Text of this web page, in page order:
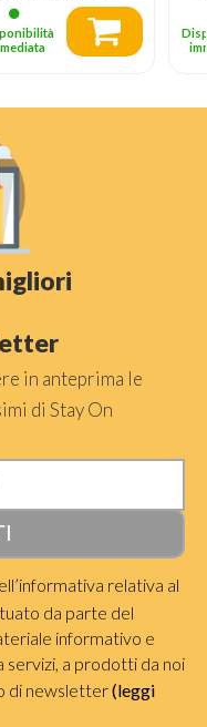
in anteprima le
di Stay On
relativa al
da parte del
informativo e
servizi, a prodotti da noi
di newsletter(leggi